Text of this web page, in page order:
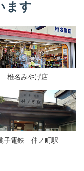
ます
椎名みやげ店
子電鉄 仲ノ町駅